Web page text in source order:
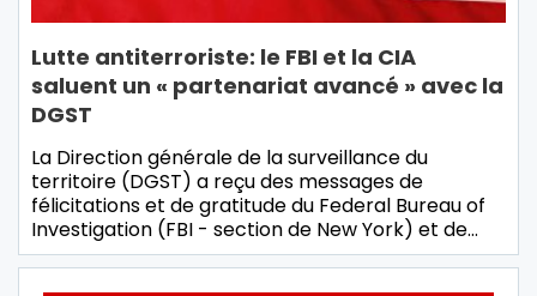
Lutte antiterroriste: le FBI et la CIA
saluent un « partenariat avancé » avec la
DGST
La Direction générale de la surveillance du
territoire (DGST) a reçu des messages de
félicitations et de gratitude du Federal Bureau of
Investigation (FBI - section de New York) et de…